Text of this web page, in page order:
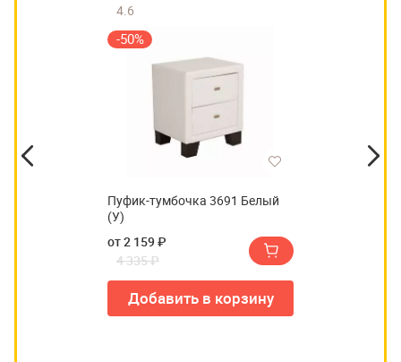
4.6
-50%
Пуфик-тумбочка 3691 Белый
(У)
от 2 159 ₽
4 335 ₽
Добавить в корзину